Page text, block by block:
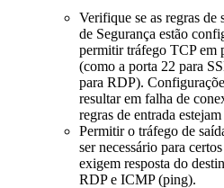
Verifique se as regras de
de Segurança estão
permitir tráfego TCP em
(como a porta 22 para
para RDP).
resultar em falha de
regras de entrada
Permitir o tráfego de
ser necessário para
exigem resposta do
RDP e ICMP (ping).